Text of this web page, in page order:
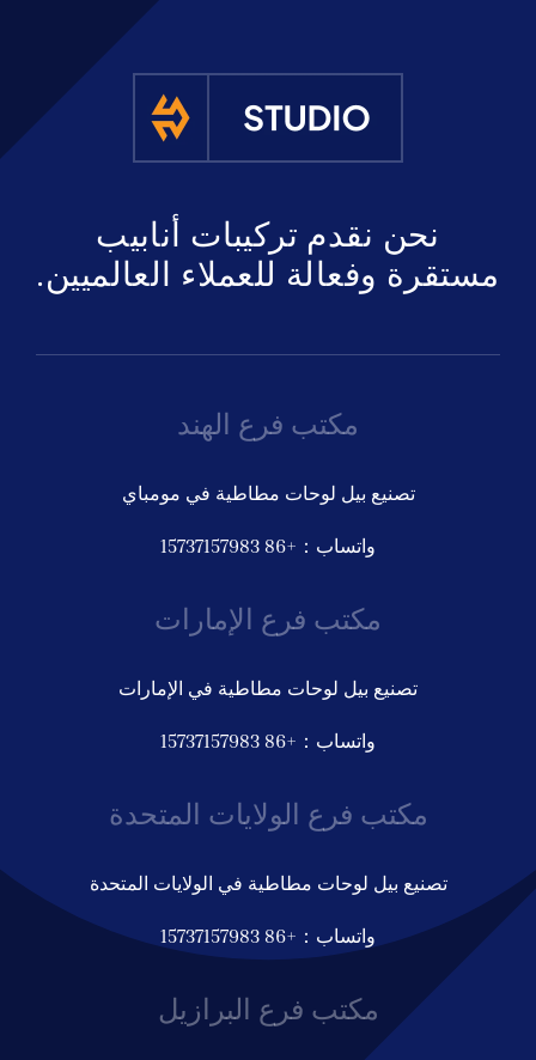
نحن نقدم تركيبات أنابيب
مستقرة وفعالة للعملاء العالميين.
مكتب فرع الهند
تصنيع بيل لوحات مطاطية في مومباي
واتساب：+86 15737157983
مكتب فرع الإمارات
تصنيع بيل لوحات مطاطية في الإمارات
واتساب：+86 15737157983
مكتب فرع الولايات المتحدة
تصنيع بيل لوحات مطاطية في الولايات المتحدة
واتساب：+86 15737157983
مكتب فرع البرازيل